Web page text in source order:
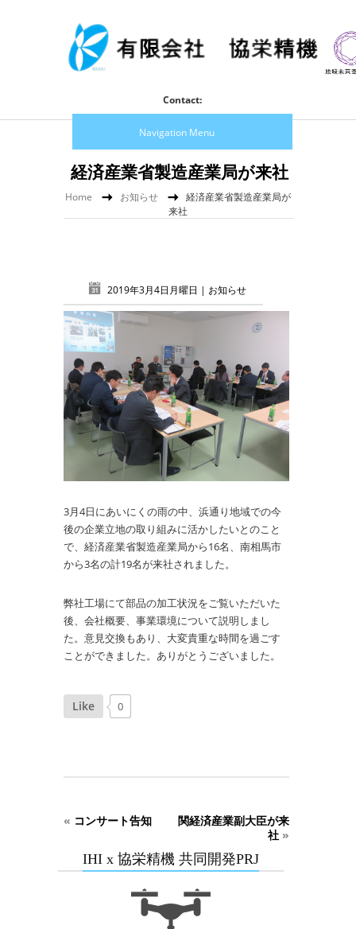
Contact:
Navigation Menu
Home お知らせ
経済産業省製造産業局が
来社
経済産業省製造産業局が来社
2019年3月4日月曜日 | お知らせ
3月4日にあいにくの雨の中、浜通り地域での今
後の企業立地の取り組みに活かしたいとのこと
で、経済産業省製造産業局から16名、南相馬市
から3名の計19名が来社されました。
弊社工場にて部品の加工状況をご覧いただいた
後、会社概要、事業環境について説明しまし
た。意見交換もあり、大変貴重な時間を過ごす
ことができました。ありがとうございました。
Like 0
« コンサート告知
関経済産業副大臣が来
社 »
IHI x 協栄精機 共同開発PRJ